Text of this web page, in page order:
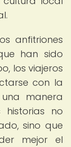
anfitriones
han sido
los viajeros
con la
manera
historias no
sino que
mejor el